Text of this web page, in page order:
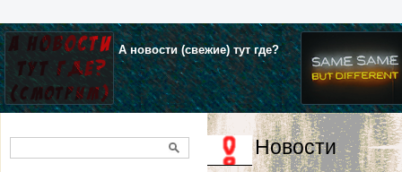
А новости (свежие) тут где?
Новости